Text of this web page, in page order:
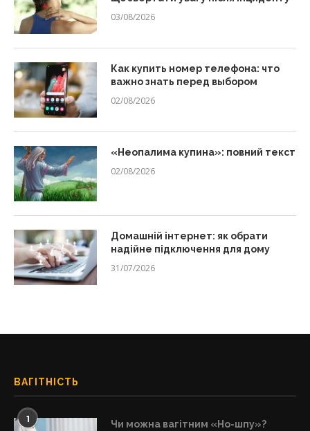
03/08/2026
Как купить номер телефона: что
важно знать перед выбором
02/08/2026
«Неопалима купина»: повний текст
02/08/2026
Домашній інтернет: як обрати
надійне підключення для дому
31/07/2026
ВАГІТНІСТЬ
1 Чи можна вагітним «Но-шпу»?